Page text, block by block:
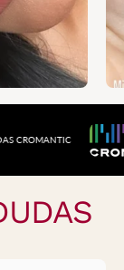
TIENDAS CROMANTIC